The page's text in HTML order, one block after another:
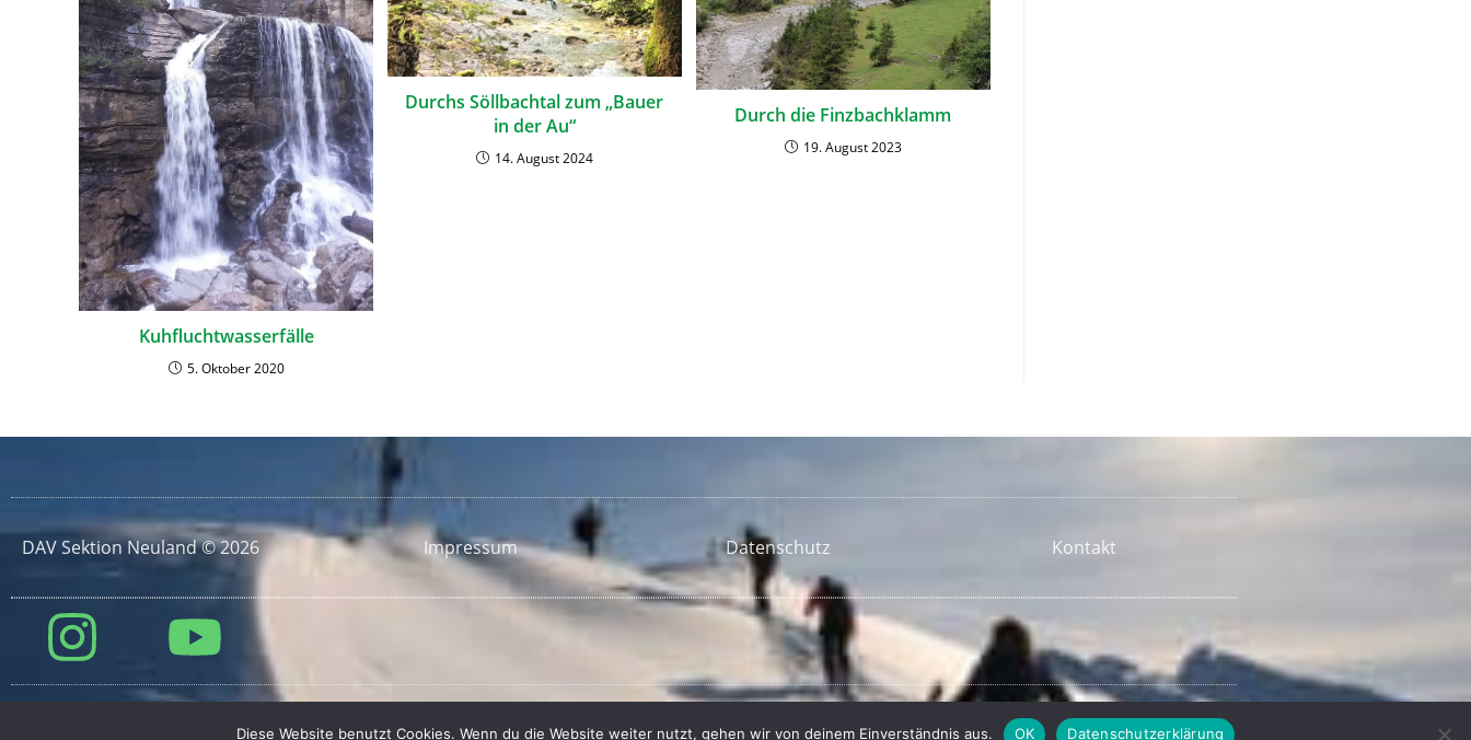
Kuhfluchtwasserfälle
5. Oktober 2020
Durchs Söllbachtal zum „Bauer
in der Au“
14. August 2024
Durch die Finzbachklamm
19. August 2023
DAV Sektion Neuland © 2026 Impressum Datenschutz Kontakt
Diese Website benutzt Cookies. Wenn du die Website weiter nutzt, gehen wir von deinem Einverständnis aus. OK Datenschutzerklärung